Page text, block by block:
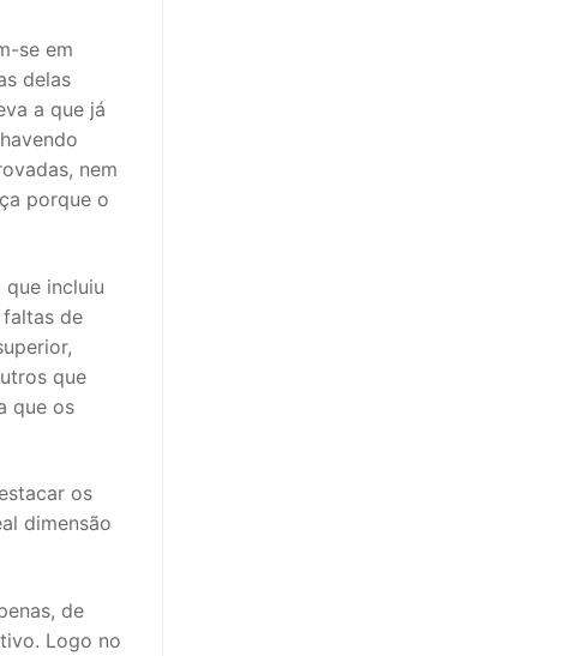
se em
delas
a que já
nem
porque o
incluiu
de
que
que os
os
dimensão
de
Logo no